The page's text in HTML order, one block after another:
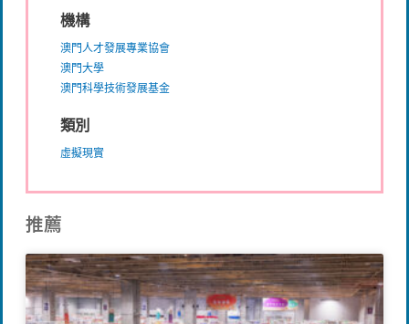
機構
澳門人才發展專業協會
澳門大學
澳門科學技術發展基金
類別
虛擬現實
推薦